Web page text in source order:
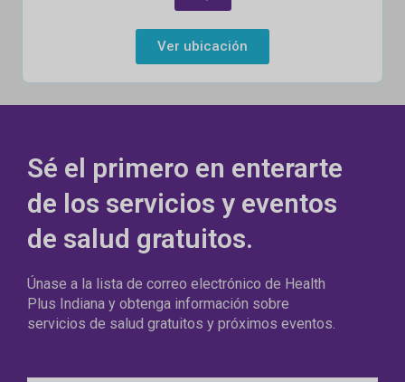
Ver ubicación
Sé el primero en enterarte
de los servicios y eventos
de salud gratuitos.
Únase a la lista de correo electrónico de Health
Plus Indiana y obtenga información sobre
servicios de salud gratuitos y próximos eventos.